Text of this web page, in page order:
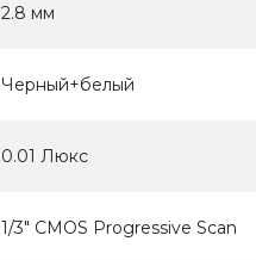
2.8 мм
Черный+белый
0.01 Люкс
1/3" CMOS Progressive Scan